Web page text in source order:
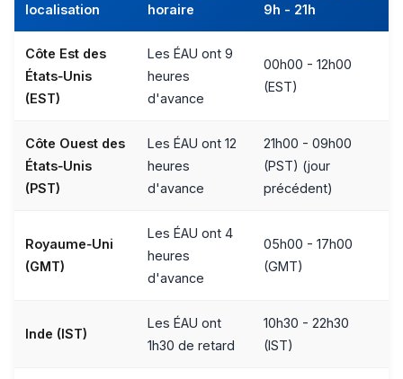
localisation
horaire
9h - 21h
Côte Est des
États‑Unis
(EST)
Les ÉAU ont 9
heures
d'avance
00h00 - 12h00
(EST)
Côte Ouest des
États‑Unis
(PST)
Les ÉAU ont 12
heures
d'avance
21h00 - 09h00
(PST) (jour
précédent)
Royaume‑Uni
(GMT)
Les ÉAU ont 4
heures
d'avance
05h00 - 17h00
(GMT)
Inde (IST)
Les ÉAU ont
1h30 de retard
10h30 - 22h30
(IST)